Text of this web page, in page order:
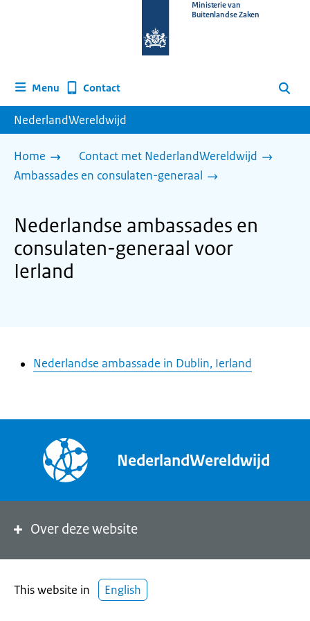
homepage
Ministerie van
Buitenlandse Zaken
Menu Contact Zoeken
NederlandWereldwijd
Home
Contact met NederlandWereldwijd
Ambassades en consulaten-generaal
Nederlandse ambassades en
consulaten-generaal voor
Ierland
Nederlandse ambassade in Dublin, Ierland
NederlandWereldwijd
Over deze website
This website in English